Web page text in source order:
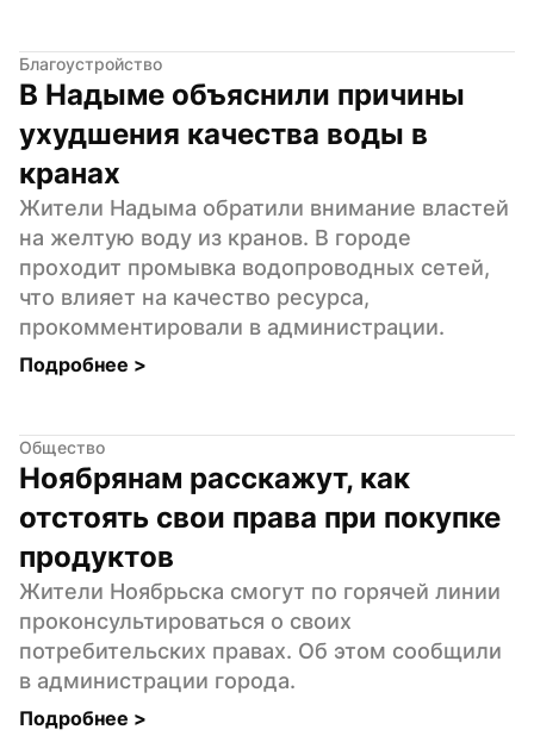
Благоустройство
В Надыме объяснили причины
ухудшения качества воды в
кранах
Жители Надыма обратили внимание властей
на желтую воду из кранов. В городе
проходит промывка водопроводных сетей,
что влияет на качество ресурса,
прокомментировали в администрации.
Подробнее >
Общество
Ноябрянам расскажут, как
отстоять свои права при покупке
продуктов
Жители Ноябрьска смогут по горячей линии
проконсультироваться о своих
потребительских правах. Об этом сообщили
в администрации города.
Подробнее >